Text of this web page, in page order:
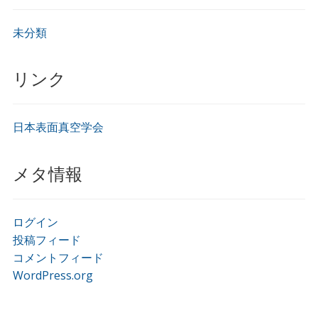
未分類
リンク
日本表面真空学会
メタ情報
ログイン
投稿フィード
コメントフィード
WordPress.org